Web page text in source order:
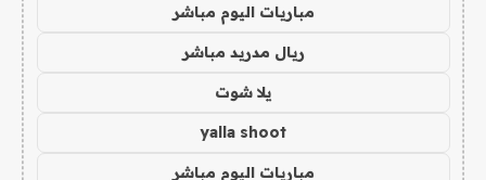
مباريات اليوم مباشر
ريال مدريد مباشر
يلا شوت
yalla shoot
مباريات اليوم مباشر